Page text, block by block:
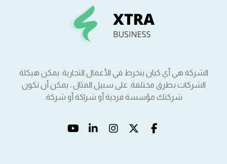
الشركة هي أي كيان ينخرط في الأعمال التجارية. يمكن هيكلة
الشركات بطرق مختلفة. على سبيل المثال ، يمكن أن تكون
شركتك مؤسسة فردية أو شراكة أو شركة.